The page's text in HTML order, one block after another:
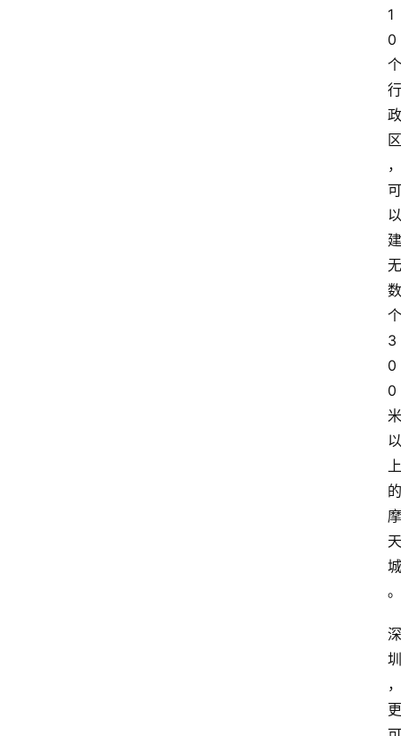
1
0
个
行
政
区
，
可
以
建
无
数
个
3
0
0
米
以
上
的
摩
天
城
。
深
圳
，
更